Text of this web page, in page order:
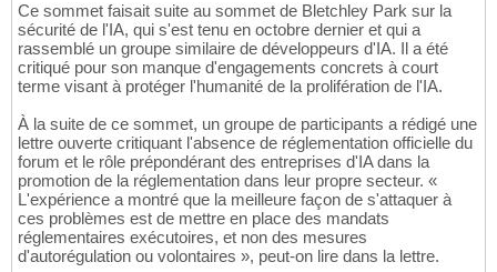
Ce sommet faisait suite au sommet de Bletchley Park sur la
sécurité de l'IA, qui s'est tenu en octobre dernier et qui a
rassemblé un groupe similaire de développeurs d'IA. Il a été
critiqué pour son manque d'engagements concrets à court
terme visant à protéger l'humanité de la prolifération de l'IA.
À la suite de ce sommet, un groupe de participants a rédigé une
lettre ouverte critiquant l'absence de réglementation officielle du
forum et le rôle prépondérant des entreprises d'IA dans la
promotion de la réglementation dans leur propre secteur. «
L'expérience a montré que la meilleure façon de s'attaquer à
ces problèmes est de mettre en place des mandats
réglementaires exécutoires, et non des mesures
d'autorégulation ou volontaires », peut-on lire dans la lettre.